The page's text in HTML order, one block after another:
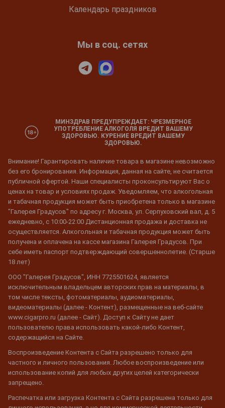
Календарь праздников
Мы в соц. сетях
МИНЗДРАВ ПРЕДУПРЕЖДАЕТ: ЧРЕЗМЕРНОЕ
УПОТРЕБЛЕНИЕ АЛКОГОЛЯ ВРЕДИТ ВАШЕМУ
ЗДОРОВЬЮ. КУРЕНИЕ ВРЕДИТ ВАШЕМУ
ЗДОРОВЬЮ.
Внимание! Гарантировать наличие товара в магазине невозможно
без его бронирования. Информация, данная на сайте, не считается
публичной офертой. Наши специалисты проконсультируют Вас о
ценах на товар и условиях продаж. Уведомляем, что алкогольная
и табачная продукция может быть приобретена только в магазине
"Галерея Градусов" по адресу г. Москва, ул. Серпуховский вал, д. 5
ежедневно, с 10:00-22:00 Дистанционная продажа и доставка не
осуществляется. Алкогольная и табачная продукция может быть
получена и оплачена на кассе магазина Галерея Градусов. При
себе иметь паспорт подтверждающий совершеннолетие. (Старше
18 лет)
ООО "Галерея Градусов", ИНН 7725501624, является
исключительным владельцем авторских прав на материалы, в
том числе тексты, фотоматериалы, аудиоматериалы,
видеоматериалы (далее - Контент), размещенные на веб-сайте
www.cigarpro.ru (далее - Сайт). Доступ к Сайту не дает
пользователю права использовать какой-либо Контент,
содержащийся на Сайте.
Воспроизведение Контента с Сайта разрешено только для
частного и личного пользования. Любое воспроизведение или
использование копий для любых других целей категорически
запрещено.
Распечатка или загрузка Контента с Сайта разрешена только для